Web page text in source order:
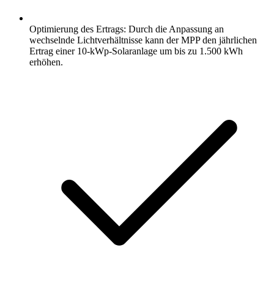
Optimierung des Ertrags: Durch die Anpassung an
wechselnde Lichtverhältnisse kann der MPP den jährlichen
Ertrag einer 10-kWp-Solaranlage um bis zu 1.500 kWh
erhöhen.